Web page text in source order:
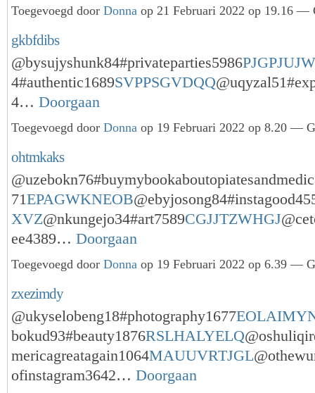
Toegevoegd door Donna op 21 Februari 2022 op 19.16 —
gkbfdibs
@bysujyshunk84#privateparties5986
4#authentic1689SVPPSGVDQQ
4… Doorgaan
Toegevoegd door Donna op 19 Februari 2022 op 8.20 —
ohtmkaks
71EPAGWKNEOB
XVZ@nkungejo34#art7589CGJJTZWHGJ
ee4389… Doorgaan
Toegevoegd door Donna op 19 Februari 2022 op 6.39 —
zxezimdy
@ukyselobeng18#photography1677
bokud93#beauty1876RSLHALYELQ
mericagreatagain1064MAUUVRTJGL
ofinstagram3642… Doorgaan